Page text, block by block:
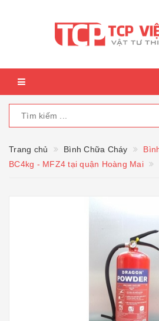
Trang chủ Bình Chữa Cháy
BC4kg - MFZ4 tại quận Hoàng Mai